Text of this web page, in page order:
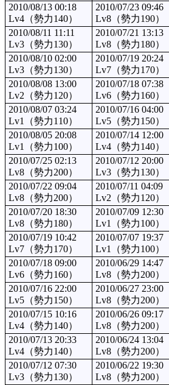
2010/08/13 00:18
Lv4（勢力140）
2010/07/23 09:46
Lv8（勢力190）
2010/08/11 11:11
Lv3（勢力130）
2010/07/21 13:13
Lv8（勢力180）
2010/08/10 02:00
Lv3（勢力130）
2010/07/19 20:24
Lv7（勢力170）
2010/08/08 13:00
Lv2（勢力120）
2010/07/18 07:38
Lv6（勢力160）
2010/08/07 03:24
Lv1（勢力110）
2010/07/16 04:00
Lv5（勢力150）
2010/08/05 20:08
Lv1（勢力100）
2010/07/14 12:00
Lv4（勢力140）
2010/07/25 02:13
Lv8（勢力200）
2010/07/12 20:00
Lv3（勢力130）
2010/07/22 09:04
Lv8（勢力200）
2010/07/11 04:09
Lv2（勢力120）
2010/07/20 18:30
Lv8（勢力180）
2010/07/09 12:30
Lv1（勢力100）
2010/07/19 10:42
Lv7（勢力170）
2010/07/07 19:37
Lv1（勢力100）
2010/07/18 09:00
Lv6（勢力160）
2010/06/29 14:47
Lv8（勢力200）
2010/07/16 22:00
Lv5（勢力150）
2010/06/27 23:00
Lv8（勢力200）
2010/07/15 10:16
Lv4（勢力140）
2010/06/26 09:17
Lv8（勢力200）
2010/07/13 20:33
Lv4（勢力140）
2010/06/24 13:04
Lv8（勢力200）
2010/07/12 07:30
Lv3（勢力130）
2010/06/22 19:30
Lv8（勢力200）